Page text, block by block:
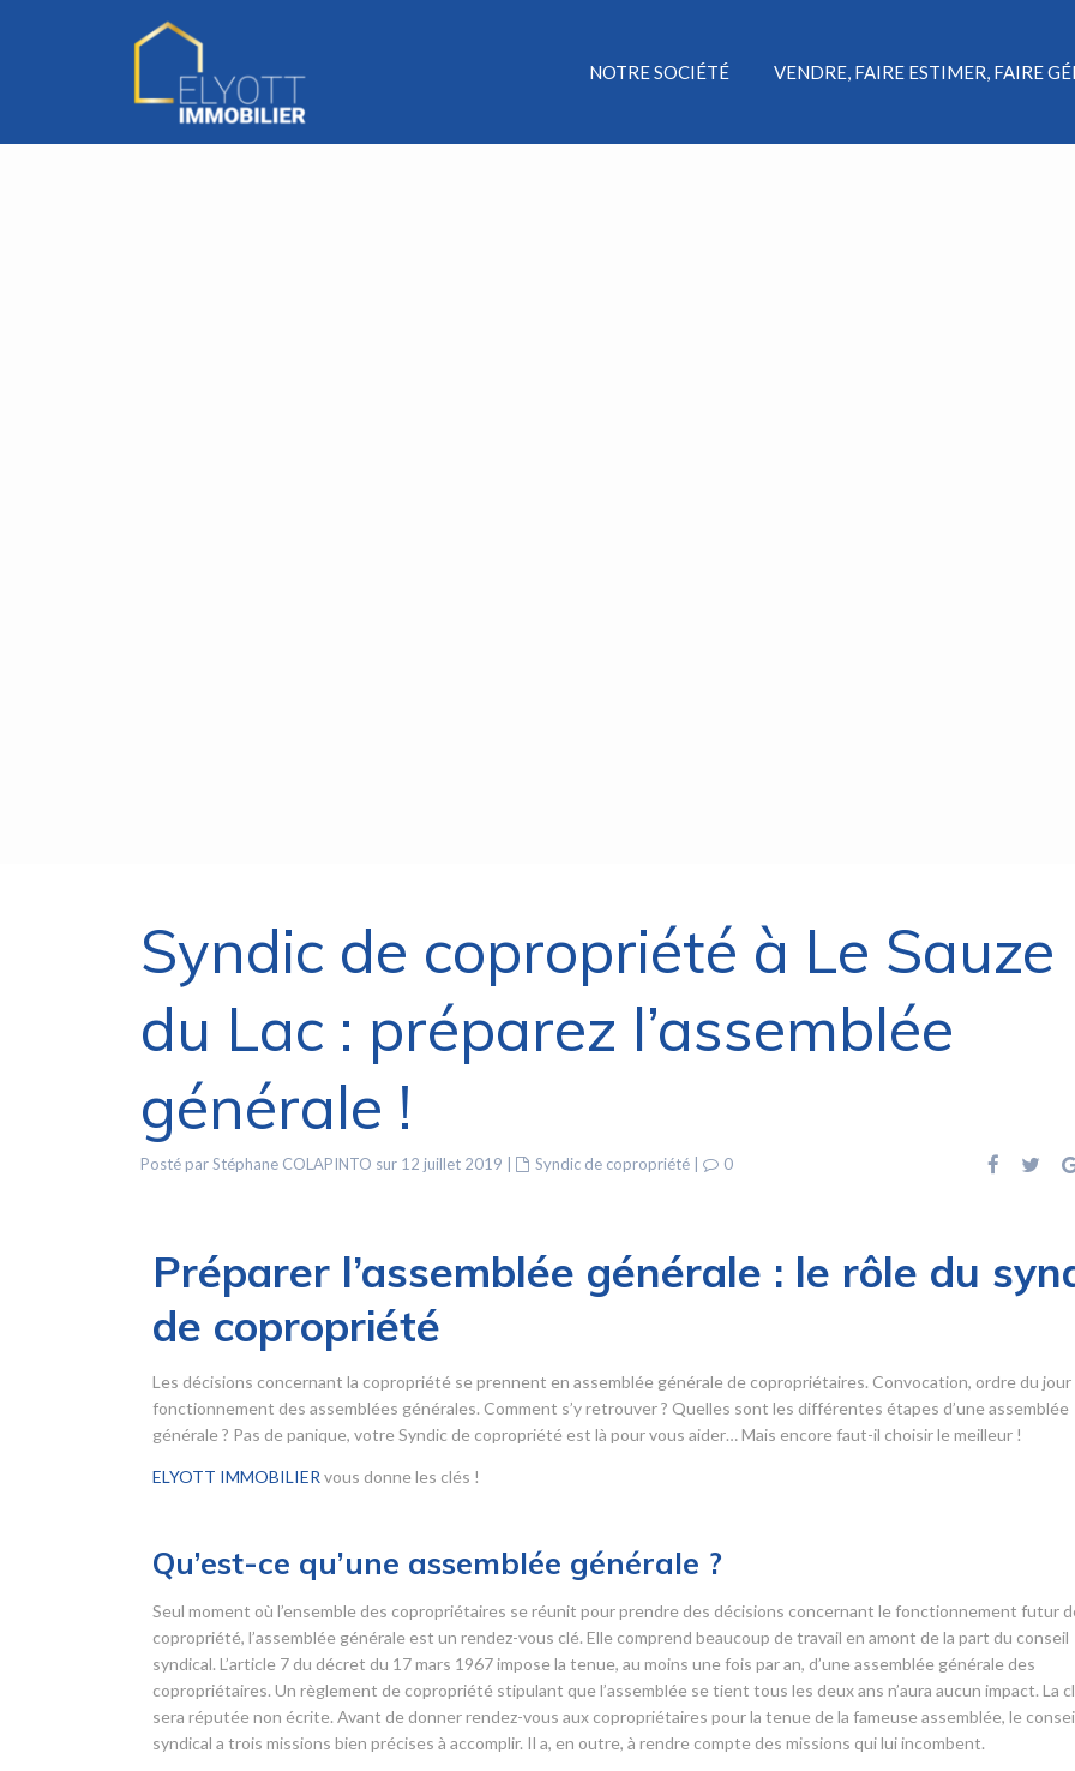
NOTRE SOCIÉTÉ VENDRE, FAIRE ESTIMER, FAIRE
Syndic de copropriété à Le Sauze
du Lac : préparez l’assemblée
générale !
Posté par Stéphane COLAPINTO sur 12 juillet 2019 Syndic de copropriété 0
Préparer l’assemblée générale : le rôle du
de copropriété
Les décisions concernant la copropriété se prennent en assemblée générale de copropriétaires. Convocation, ordre du
fonctionnement des assemblées générales. Comment s’y retrouver ? Quelles sont les différentes étapes d’une assemblée
générale ? Pas de panique, votre Syndic de copropriété est là pour vous aider… Mais encore faut-il choisir le meilleur !
ELYOTT IMMOBILIER vous donne les clés !
Qu’est-ce qu’une assemblée générale ?
Seul moment où l’ensemble des copropriétaires se réunit pour prendre des décisions concernant le fonctionnement futur
copropriété, l’assemblée générale est un rendez-vous clé. Elle comprend beaucoup de travail en amont de la part du conseil
syndical. L’article 7 du décret du 17 mars 1967 impose la tenue, au moins une fois par an, d’une assemblée générale des
copropriétaires. Un règlement de copropriété stipulant que l’assemblée se tient tous les deux ans n’aura aucun impact. La
sera réputée non écrite. Avant de donner rendez-vous aux copropriétaires pour la tenue de la fameuse assemblée, le
syndical a trois missions bien précises à accomplir. Il a, en outre, à rendre compte des missions qui lui incombent.